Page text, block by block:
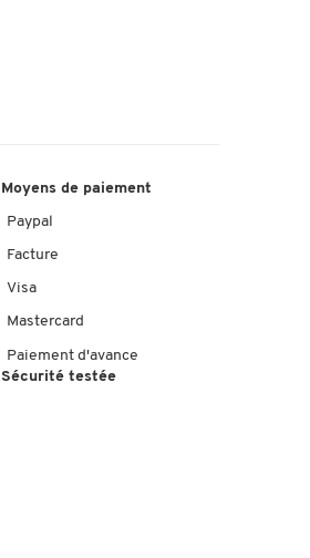
Moyens de paiement
Paypal
Facture
Visa
Mastercard
Paiement d'avance
Sécurité testée